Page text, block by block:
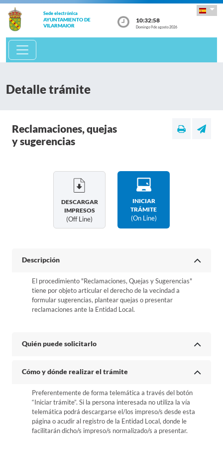
Sede electrónica
AYUNTAMIENTO DE
VILARMAIOR
10:32:58
Domingo 9 de agosto 2026
Detalle trámite
Reclamaciones, quejas
y sugerencias
DESCARGAR
IMPRESOS
(off Line)
INICIAR
TRÁMITE
(on Line)
Descripción
El procedimiento "Reclamaciones, Quejas y Sugerencias"
tiene por objeto articular el derecho de la vecindad a
formular sugerencias, plantear quejas o presentar
reclamaciones ante la Entidad Local.
Quién puede solicitarlo
Cómo y dónde realizar el trámite
Preferentemente de forma telemática a través del botón
“Iniciar trámite”. Si la persona interesada no utiliza la vía
telemática podrá descargarse el/los impreso/s desde esta
página o acudir al registro de la Entidad Local, donde le
facilitarán dicho/s impreso/s normalizado/s a presentar.